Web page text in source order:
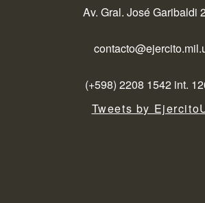
Av. Gral. José Garibaldi
(+598) 2208 1542 int.
Tweets by